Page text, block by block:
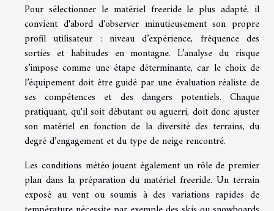
Pour sélectionner le matériel freeride le plus adapté, il
convient d'abord d'observer minutieusement son propre
profil utilisateur : niveau d’expérience, fréquence des
sorties et habitudes en montagne. L’analyse du risque
s’impose comme une étape déterminante, car le choix de
l’équipement doit être guidé par une évaluation réaliste de
ses compétences et des dangers potentiels. Chaque
pratiquant, qu'il soit débutant ou aguerri, doit donc ajuster
son matériel en fonction de la diversité des terrains, du
degré d’engagement et du type de neige rencontré.
Les conditions météo jouent également un rôle de premier
plan dans la préparation du matériel freeride. Un terrain
exposé au vent ou soumis à des variations rapides de